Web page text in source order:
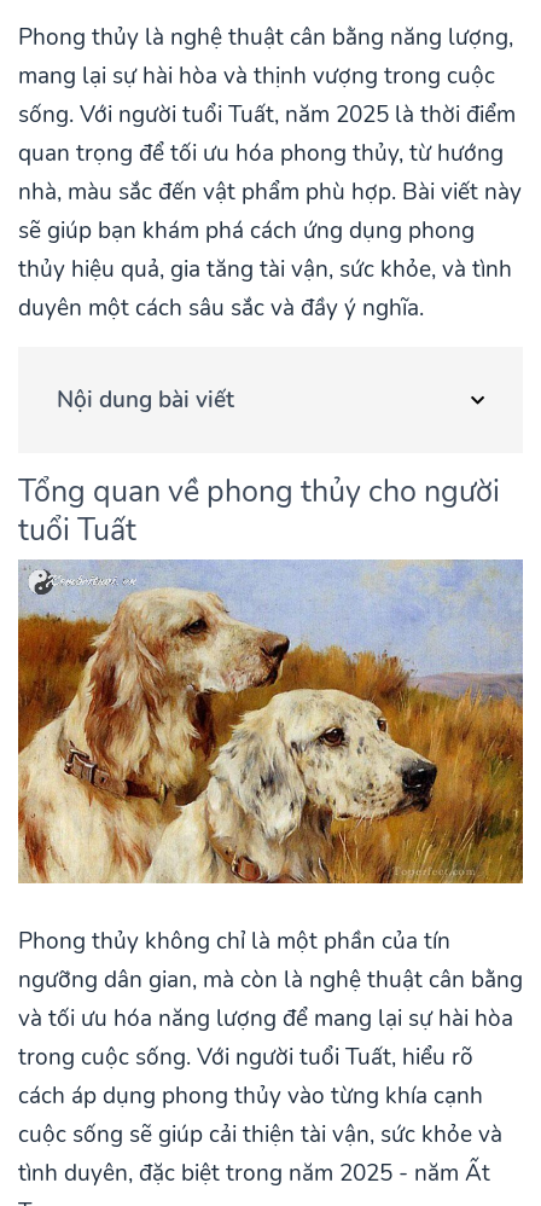
Phong thủy là nghệ thuật cân bằng năng lượng,
mang lại sự hài hòa và thịnh vượng trong cuộc
sống. Với người tuổi Tuất, năm 2025 là thời điểm
quan trọng để tối ưu hóa phong thủy, từ hướng
nhà, màu sắc đến vật phẩm phù hợp. Bài viết này
sẽ giúp bạn khám phá cách ứng dụng phong
thủy hiệu quả, gia tăng tài vận, sức khỏe, và tình
duyên một cách sâu sắc và đầy ý nghĩa.
Nội dung bài viết
Tổng quan về phong thủy cho người
tuổi Tuất
Phong thủy không chỉ là một phần của tín
ngưỡng dân gian, mà còn là nghệ thuật cân bằng
và tối ưu hóa năng lượng để mang lại sự hài hòa
trong cuộc sống. Với người tuổi Tuất, hiểu rõ
cách áp dụng phong thủy vào từng khía cạnh
cuộc sống sẽ giúp cải thiện tài vận, sức khỏe và
tình duyên, đặc biệt trong năm 2025 - năm Ất